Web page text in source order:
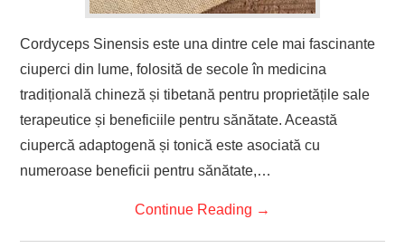
Cordyceps Sinensis este una dintre cele mai fascinante
ciuperci din lume, folosită de secole în medicina
tradițională chineză și tibetană pentru proprietățile sale
terapeutice și beneficiile pentru sănătate. Această
ciupercă adaptogenă și tonică este asociată cu
numeroase beneficii pentru sănătate,…
Continue Reading →